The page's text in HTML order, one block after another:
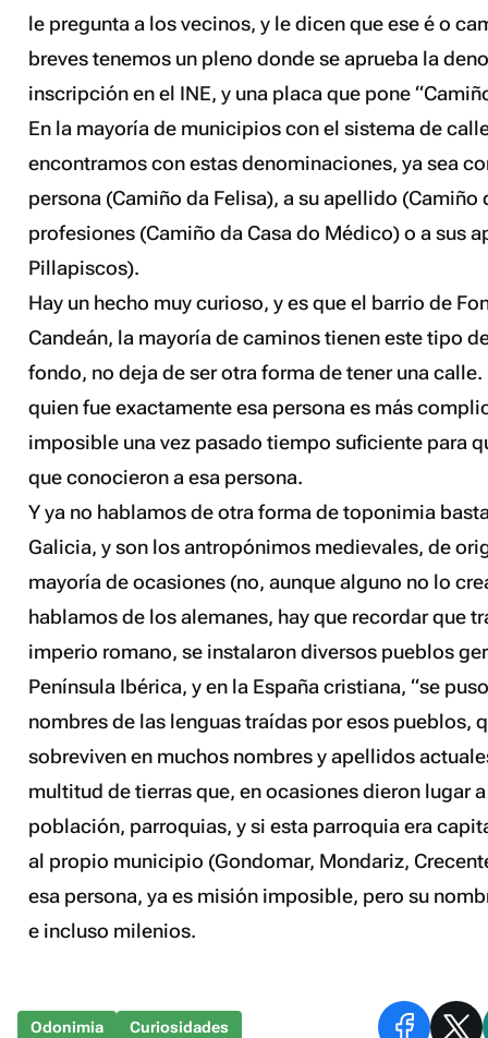
le pregunta a los vecinos, y le dicen queese é o
breves tenemos un pleno donde se aprueba la
inscripción en el INE, y una placa que pone
En la mayoría de municipios con el sistema de
encontramos con estas denominaciones, ya sea
persona (Camiño da Felisa), a su apellido (Camiño
profesiones (Camiño da Casa do Médico) o a sus
Pillapiscos).
Hay un hecho muy curioso, y es que el barrio de
Candeán, la mayoría de caminos tienen este tipo
fondo, no deja de ser otra forma de tener una
quien fue exactamente esa persona es más
imposible una vez pasado tiempo suficiente para
que conocieron a esa persona.
Y ya no hablamos de otra forma de toponimia
Galicia, y son los antropónimos medievales, de
mayoría de ocasiones (no, aunque alguno no lo
hablamos de los alemanes, hay que recordar que
imperio romano, se instalaron diversos pueblos
Península Ibérica, y en la España cristiana, “se
nombres de las lenguas traídas por esos pueblos,
sobreviven en muchos nombres y apellidos
multitud de tierras que, en ocasiones dieron lugar
población, parroquias, y si esta parroquia era
al propio municipio (Gondomar, Mondariz,
esa persona, ya es misión imposible, pero su
e incluso milenios.
Odonimia Curiosidades